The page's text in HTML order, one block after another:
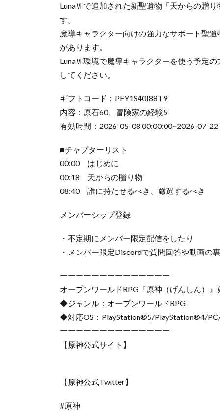
LunaⅦで追加された新聖遺物「天からの贈
す。
魔導キャラクター向けの強力なサポート聖
があります。
LunaⅦ環境で魔導キャラクターを使う予定
してください。
ギフトコード：PFY1S40I88T9
内容：原石60、冒険家の経験5
有効時間：2026-05-08 00:00:00~2026-07-22
■チャプターリスト
00:00 はじめに
00:18 天からの贈り物
08:40 誰に持たせるべき、厳選するべき
メンバーシップ登録
・不定期にメンバー限定配信をしたり
・メンバー限定Discordで質問回答や動画の
ーーーーーーーーーーーーーー
オープンワールドRPG『原神（げんしん）』
◆ジャンル：オープンワールドRPG
◆対応OS：PlayStation®5/PlayStation®4/
ーーーーーーーーーーーーーー
【原神公式サイト】
【原神公式Twitter】
#原神